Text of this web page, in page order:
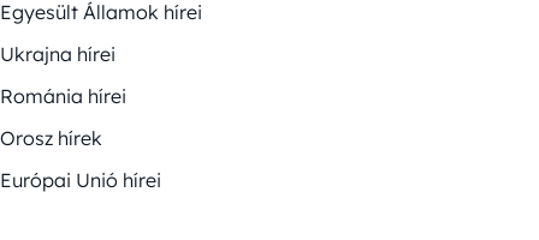
Egyesült Államok hírei
Ukrajna hírei
Románia hírei
Orosz hírek
Európai Unió hírei